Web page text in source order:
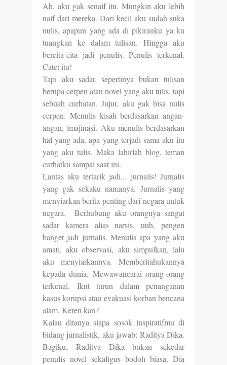
Ah, aku gak senaif itu. Mungkin aku lebih
naif dari mereka. Dari kecil aku sudah suka
nulis, apapun yang ada di pikiranku ya ku
tuangkan ke dalam tulisan. Hingga aku
bercita-cita jadi penulis. Penulis terkenal.
Catet itu!
Tapi aku sadar, sepertinya bukan tulisan
berupa cerpen atau novel yang aku tulis, tapi
sebuah curhatan. Jujur, aku gak bisa nulis
cerpen. Menulis kisah berdasarkan angan-
angan, imajinasi. Aku menulis berdasarkan
hal yang ada, apa yang terjadi sama aku itu
yang aku tulis. Maka lahirlah blog, teman
curhatku sampai saat ini.
Lantas aku tertarik jadi... jurnalis! Jurnalis
yang gak sekaku namanya. Jurnalis yang
menyiarkan berita penting dari negara untuk
negara. Berhubung aku orangnya sangat
sadar kamera alias narsis, uuh, pengen
banget jadi jurnalis. Menulis apa yang aku
amati, aku observasi, aku simpulkan, lalu
aku menyiarkannya. Memberitahukannya
kepada dunia. Mewawancarai orang-orang
terkenal. Ikut turun dalam penanganan
kasus korupsi atau evakuasi korban bencana
alam. Keren kan?
Kalau ditanya siapa sosok inspiratifmu di
bidang jurnalistik, aku jawab: Raditya Dika.
Bagiku, Raditya Dika bukan sekedar
penulis novel sekaligus bodoh biasa, Dia